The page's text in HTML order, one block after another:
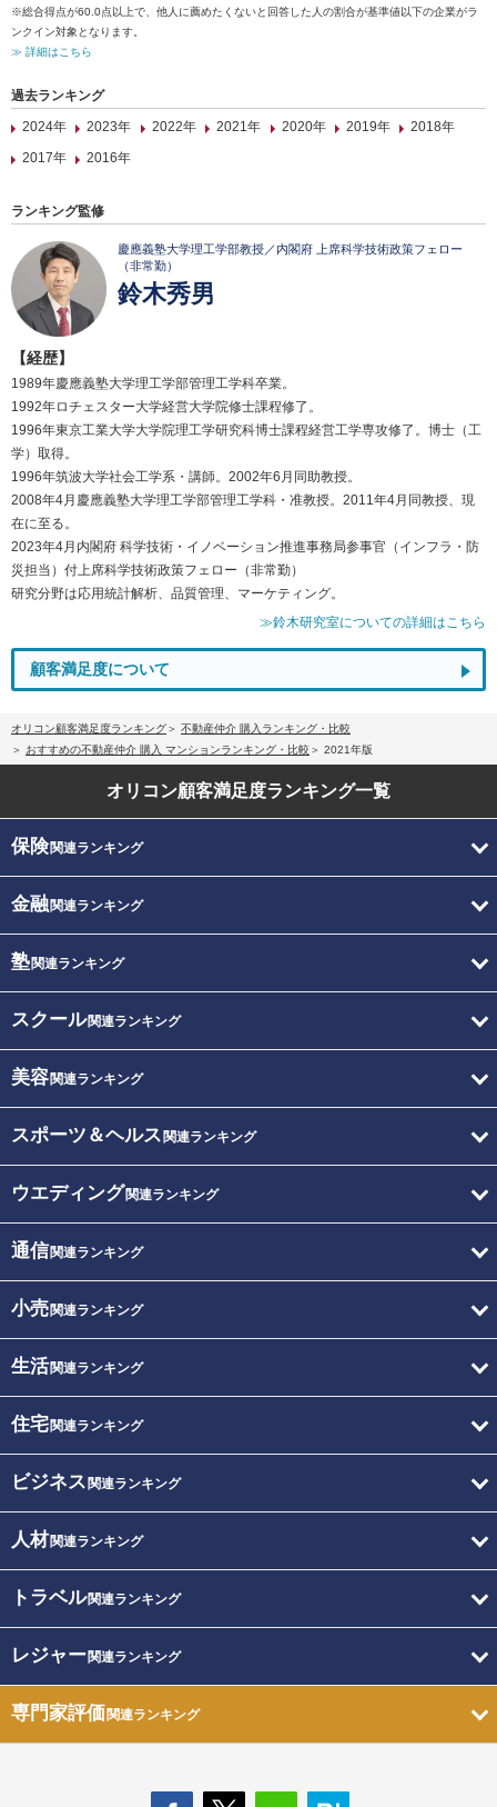
※総合得点が60.0点以上で、他人に薦めたくないと回答した人の割合が基準値以下の企業がラ
ンクイン対象となります。
≫ 詳細はこちら
過去ランキング
2024年
2023年 2022年 2021年 2020年 2019年
2018年
2017年
2016年
ランキング監修
慶應義塾大学理工学部教授／内閣府 上席科学技術政策フェロー
（非常勤）
鈴木秀男
【経歴】
1989年慶應義塾大学理工学部管理工学科卒業。
1992年ロチェスター大学経営大学院修士課程修了。
1996年東京工業大学大学院理工学研究科博士課程経営工学専攻修了。博士（工
学）取得。
1996年筑波大学社会工学系・講師。2002年6月同助教授。
2008年4月慶應義塾大学理工学部管理工学科・准教授。2011年4月同教授、現
在に至る。
2023年4月内閣府 科学技術・イノベーション推進事務局参事官（インフラ・防
災担当）付上席科学技術政策フェロー（非常勤）
研究分野は応用統計解析、品質管理、マーケティング。
≫鈴木研究室についての詳細はこちら
顧客満足度について
オリコン顧客満足度ランキング
不動産仲介 購入ランキング・比較
おすすめの不動産仲介 購入 マンションランキング・比較
2021年版
オリコン顧客満足度ランキング一覧
保険関連ランキング
金融関連ランキング
塾関連ランキング
スクール関連ランキング
美容関連ランキング
スポーツ＆ヘルス 関連ランキング
ウエディング関連ランキング
通信関連ランキング
小売関連ランキング
生活関連ランキング
住宅関連ランキング
ビジネス 関連ランキング
人材関連ランキング
トラベル関連ランキング
レジャー関連ランキング
専門家評価関連ランキング